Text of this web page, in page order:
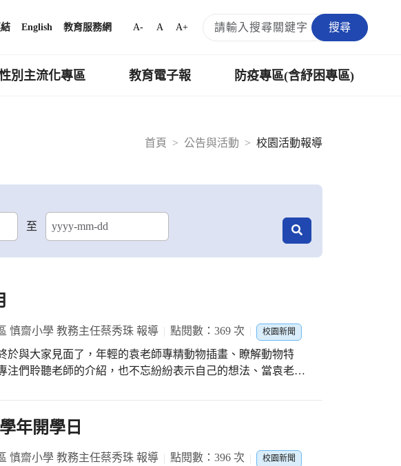
English 教育服務網 A- A A+ 搜尋
別主流化專區 教育電子報 防疫專區(含紓困專區)
首頁
公告與活動 校園活動報導
至
慎齋小學 教務主任蔡秀珠 報導 點閱數：369 次 校園新聞
於與大家見面了，年輕的袁老師專精動物插畫、瞭解動物特
注們聆聽老師的介紹，也不忘紛紛表示自己的想法、當袁老師
異，期待有機會再來與孩子們聊插畫編故事。
年開學日
慎齋小學 教務主任蔡秀珠 報導 點閱數：396 次 校園新聞